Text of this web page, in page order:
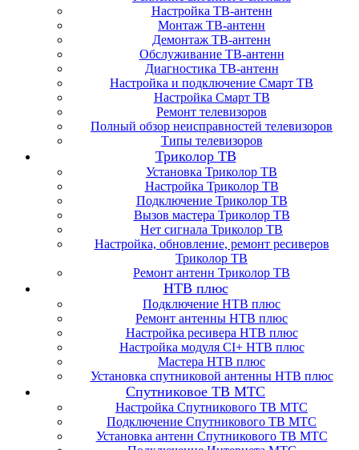
Настройка ТВ-антенн
Монтаж ТВ-антенн
Демонтаж ТВ-антенн
Обслуживание ТВ-антенн
Диагностика ТВ-антенн
Настройка и подключение Смарт ТВ
Настройка Смарт ТВ
Ремонт телевизоров
Полный обзор неисправностей телевизоров
Типы телевизоров
Триколор ТВ
Установка Триколор ТВ
Настройка Триколор ТВ
Подключение Триколор ТВ
Вызов мастера Триколор ТВ
Нет сигнала Триколор ТВ
Настройка, обновление, ремонт ресиверов
Триколор ТВ
Ремонт антенн Триколор ТВ
НТВ плюс
Подключение НТВ плюс
Ремонт антенны НТВ плюс
Настройка ресивера НТВ плюс
Настройка модуля CI+ НТВ плюс
Мастера НТВ плюс
Установка спутниковой антенны НТВ плюс
Спутниковое ТВ МТС
Настройка Спутникового ТВ МТС
Подключение Спутникового ТВ МТС
Установка антенн Спутникового ТВ МТС